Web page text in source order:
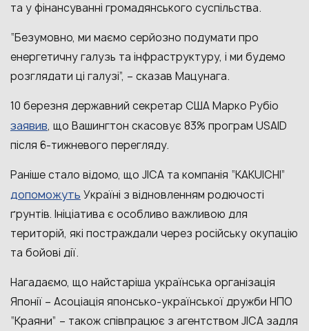
та у фінансуванні громадянського суспільства.
“Безумовно, ми маємо серйозно подумати про
енергетичну галузь та інфраструктуру, і ми будемо
розглядати ці галузі”, – сказав Мацунага.
10 березня державний секретар США Марко Рубіо
заявив, що Вашингтон скасовує 83% програм USAID
після 6-тижневого перегляду.
Раніше стало відомо, що JICA та компанія “KAKUICHI”
допоможуть Україні з відновленням родючості
ґрунтів. Ініціатива є особливо важливою для
територій, які постраждали через російську окупацію
та бойові дії.
Нагадаємо, що найстаріша українська організація
Японії – Асоціація японсько-української дружби НПО
“Краяни” – також співпрацює з агентством JICA задля